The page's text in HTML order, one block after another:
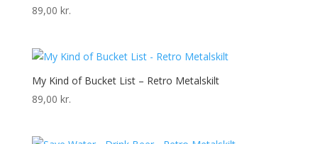
89,00 kr.
My Kind of Bucket List – Retro Metalskilt
89,00 kr.